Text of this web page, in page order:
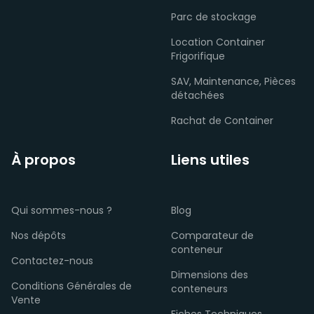
Parc de stockage
Location Container
Frigorifique
SAV, Maintenance, Pièces
détachées
Rachat de Container
À propos
Qui sommes-nous ?
Nos dépôts
Contactez-nous
Conditions Générales de
Vente
Liens utiles
Blog
Comparateur de
conteneur
Dimensions des
conteneurs